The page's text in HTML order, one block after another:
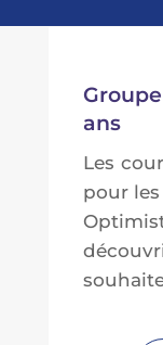
ans
Les
pour